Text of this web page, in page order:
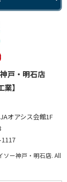
戸・明石店
】
オアシス会館1F
ー神戸・明石店. All